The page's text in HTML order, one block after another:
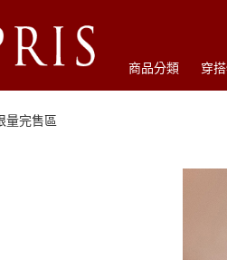
商品分類 穿
量完售區